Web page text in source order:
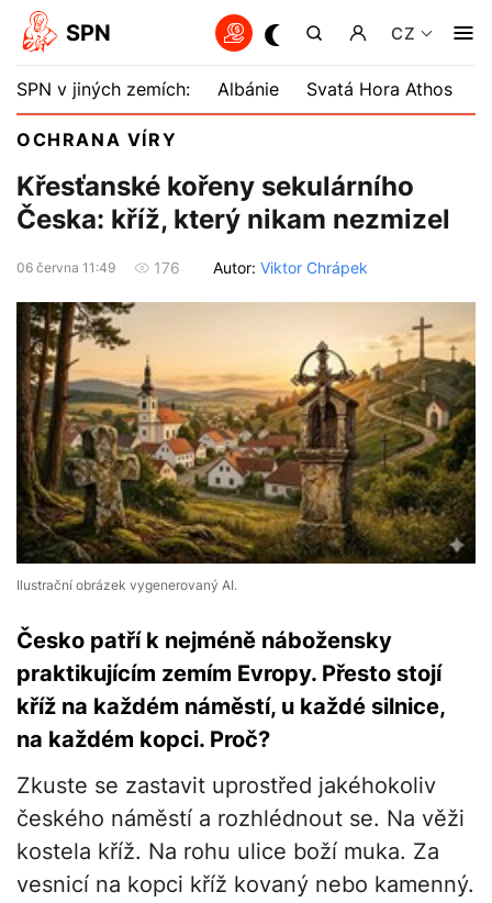
SPN CZ
SPN v jiných zemích: Albánie Svatá Hora Athos
OCHRANA VÍRY
Křesťanské kořeny sekulárního
Česka: kříž, který nikam nezmizel
06 června 11:49 176 Autor: Viktor Chrápek
Ilustrační obrázek vygenerovaný AI.
Česko patří k nejméně nábožensky
praktikujícím zemím Evropy. Přesto stojí
kříž na každém náměstí, u každé silnice,
na každém kopci. Proč?
Zkuste se zastavit uprostřed jakéhokoliv
českého náměstí a rozhlédnout se. Na věži
kostela kříž. Na rohu ulice boží muka. Za
vesnicí na kopci kříž kovaný nebo kamenný.